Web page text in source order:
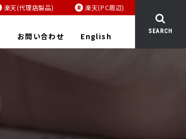
楽天(代理店製品) 楽天(PC周辺)
お問い合わせ English SEARCH